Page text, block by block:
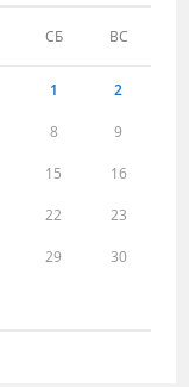
СБ ВС
1 2
8 9
15 16
22 23
29 30